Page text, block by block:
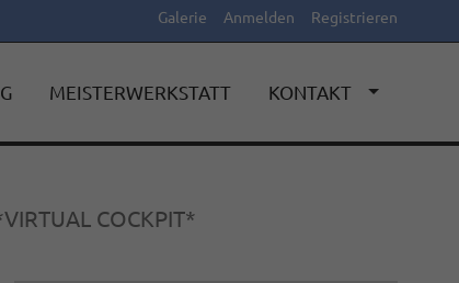
Galerie Anmelden Registrieren
MEISTERWERKSTATT KONTAKT
COCKPIT*